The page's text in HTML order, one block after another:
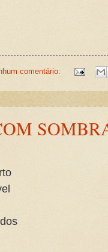
comentário: